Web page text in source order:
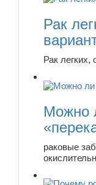
Рак
Рак легких,
Можно
раковые